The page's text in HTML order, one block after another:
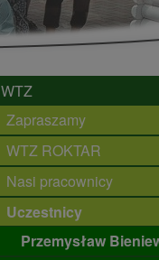
WTZ
Zapraszamy
WTZ ROKTAR
Nasi pracownicy
Uczestnicy
Przemysław